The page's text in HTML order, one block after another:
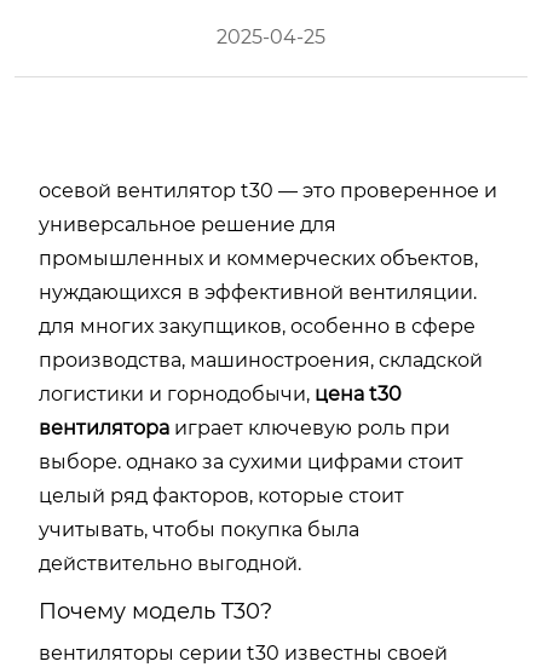
2025-04-25
осевой вентилятор t30 — это проверенное и
универсальное решение для
промышленных и коммерческих объектов,
нуждающихся в эффективной вентиляции.
для многих закупщиков, особенно в сфере
производства, машиностроения, складской
логистики и горнодобычи, цена t30
вентилятора играет ключевую роль при
выборе. однако за сухими цифрами стоит
целый ряд факторов, которые стоит
учитывать, чтобы покупка была
действительно выгодной.
Почему модель T30?
вентиляторы серии t30 известны своей